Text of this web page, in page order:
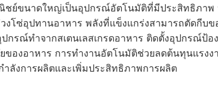
ณิชย์ขนาดใหญ่เป็นอุปกรณ์อัตโนมัติที่มีประสิทธิภา
งโซ่อุปทานอาหาร พลังที่แข็งแกร่งสามารถตัดกีบ
กรณ์ทำจากสเตนเลสเกรดอาหาร ติดตั้งอุปกรณ์ป้
ของอาหาร การทำงานอัตโนมัติช่วยลดต้นทุนแร
ำลังการผลิตและเพิ่มประสิทธิภาพการผลิต